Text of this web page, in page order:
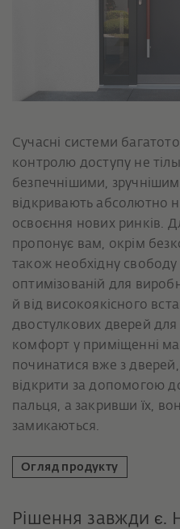
Сучасні системи
контролю доступу не
безпечнішими,
відкривають абсолютно
освоєння нових ринків.
пропонує вам, окрім
також необхідну
оптимізованій для
й від високоякісного
двостулкових дверей
комфорт у приміщенні
починатися вже з
відкрити за допомогою
пальця, а закривши їх,
замикаються.
Огляд продукту
Рішення завжди є.